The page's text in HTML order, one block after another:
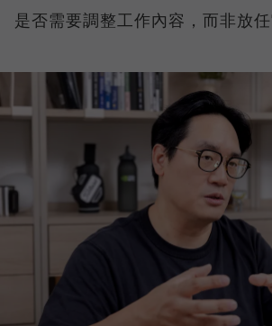
是否需要調整工作內容，而非放任